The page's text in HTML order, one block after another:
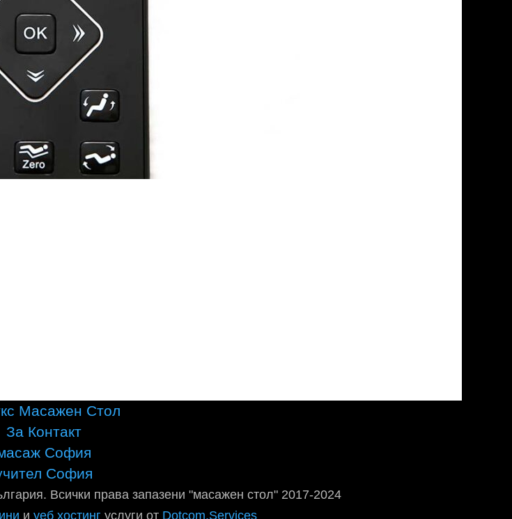
Масажен Стол
За Контакт
София
София
Всички права запазени "масажен стол" 2017-2024
и уеб хостинг услуги от Dotcom.Services